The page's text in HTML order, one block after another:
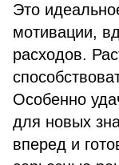
Это
мотивации,
расходов.
Особенно
для новых
вперед и